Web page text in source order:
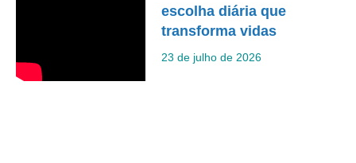
escolha diária que
transforma vidas
23 de julho de 2026